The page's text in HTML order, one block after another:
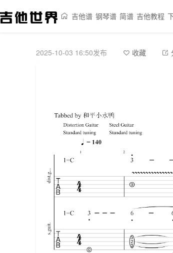
吉他谱 钢琴谱 简谱 吉他教程
2025-10-03 16:50发布 收藏